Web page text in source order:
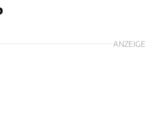
ANZEIGE